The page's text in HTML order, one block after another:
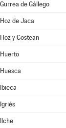
Gurrea de Gállego
Hoz de Jaca
Hoz y Costean
Huerto
Huesca
Ibieca
Igriés
Ilche